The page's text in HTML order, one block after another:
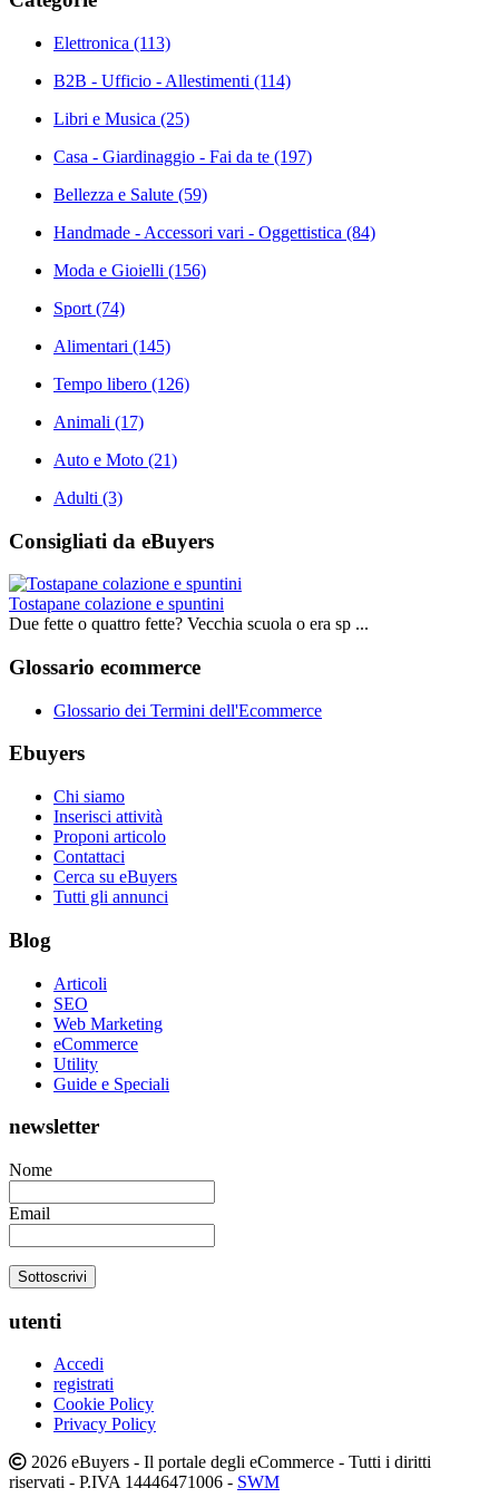
Elettronica (113)
B2B - Ufficio - Allestimenti (114)
Libri e Musica (25)
Casa - Giardinaggio - Fai da te (197)
Bellezza e Salute (59)
Handmade - Accessori vari - Oggettistica (84)
Moda e Gioielli (156)
Sport (74)
Alimentari (145)
Tempo libero (126)
Animali (17)
Auto e Moto (21)
Adulti (3)
Consigliati da eBuyers
Tostapane colazione e spuntini
Due fette o quattro fette? Vecchia scuola o era sp ...
Glossario ecommerce
Glossario dei Termini dell'Ecommerce
Ebuyers
Chi siamo
Inserisci attività
Proponi articolo
Contattaci
Cerca su eBuyers
Tutti gli annunci
Blog
Articoli
SEO
Web Marketing
eCommerce
Utility
Guide e Speciali
newsletter
Nome
Email
utenti
Accedi
registrati
Cookie Policy
Privacy Policy
2026 eBuyers - Il portale degli eCommerce - Tutti i diritti
riservati - P.IVA 14446471006 - SWM